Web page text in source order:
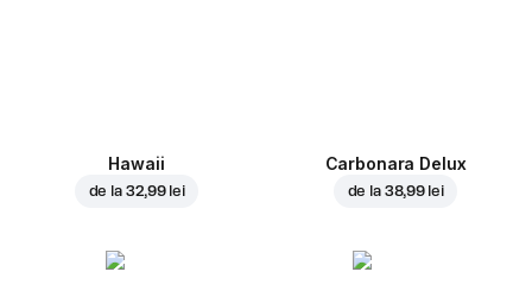
Hawaii
de la 32,99 lei
Carbonara Delux
de la 38,99 lei